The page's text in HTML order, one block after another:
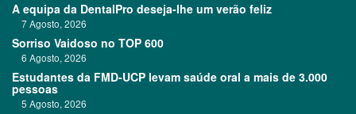
A equipa da DentalPro deseja-lhe um verão feliz
7 Agosto, 2026
Sorriso Vaidoso no TOP 600
6 Agosto, 2026
Estudantes da FMD-UCP levam saúde oral a mais de 3.000
pessoas
5 Agosto, 2026